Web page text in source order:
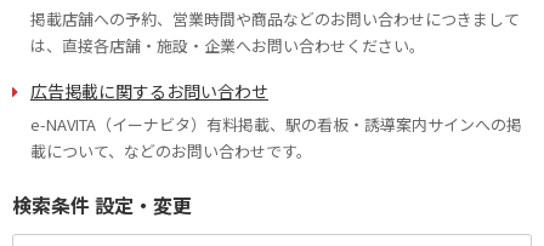
掲載店舗への予約、営業時間や商品などのお問い合わせにつきまして
は、直接各店舗・施設・企業へお問い合わせください。
広告掲載に関するお問い合わせ
e-NAVITA（イーナビタ）有料掲載、駅の看板・誘導案内サインへの掲
載について、などのお問い合わせです。
検索条件 設定・変更